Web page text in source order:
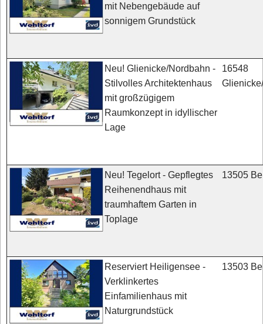
mit Nebengebäude auf
sonnigem Grundstück
Neu! Glienicke/Nordbahn -
Stilvolles Architektenhaus
mit großzügigem
Raumkonzept in idyllischer
Lage
16548
Neu! Tegelort - Gepflegtes
Reihenendhaus mit
traumhaftem Garten in
Toplage
13505
Reserviert Heiligensee -
Verklinkertes
Einfamilienhaus mit
Naturgrundstück
13503